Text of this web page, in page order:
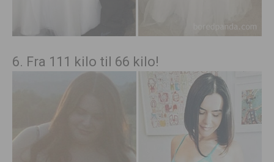
6. Fra 111 kilo til 66 kilo!